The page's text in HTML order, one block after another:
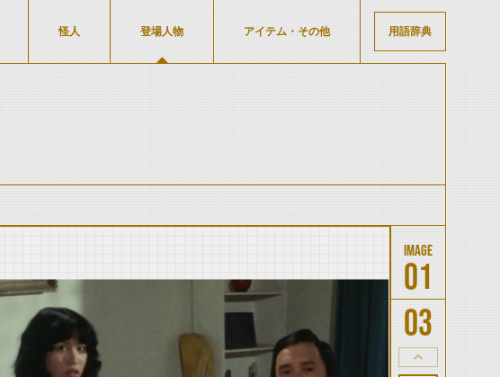
怪人 登場人物 アイテム・その他 用語辞典
01
03